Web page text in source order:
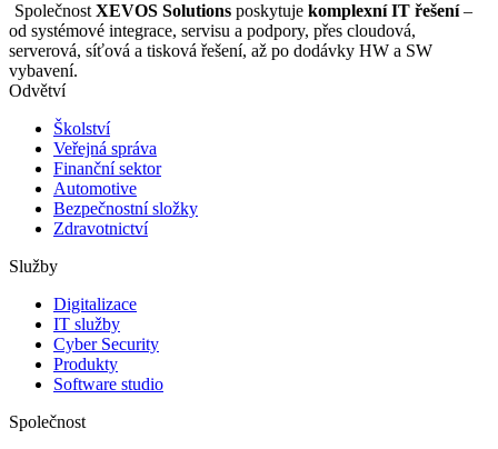
Společnost XEVOS Solutions poskytuje komplexní IT řešení–
od systémové integrace, servisu a podpory, přes cloudová,
serverová, síťová a tisková řešení, až po dodávky HW a SW
vybavení.
Odvětví
Školství
Veřejná správa
Finanční sektor
Automotive
Bezpečnostní složky
Zdravotnictví
Služby
Digitalizace
IT služby
Cyber Security
Produkty
Software studio
Společnost